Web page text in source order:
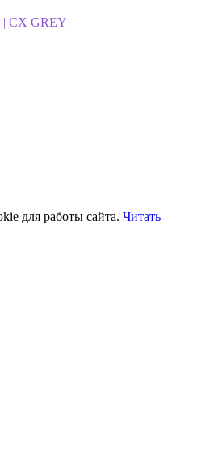
CX GREY
для работы сайта. Читать